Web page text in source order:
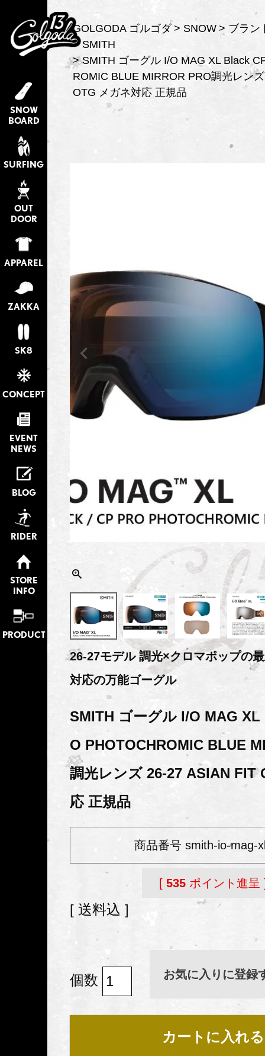
SNOW
BOARD
SURFING
OUT
DOOR
APPAREL
ZAKKA
SK8
CONCEPT
EVENT
NEWS
BLOG
RIDER
STORE
INFO
PRODUCT
GOLGODA ゴルゴダ SNOW
ブラン
SMITH
SMITH ゴーグル I/O MAG XL Black
ROMIC BLUE MIRROR PRO調光レン
OTG メガネ対応 正規品
26-27モデル 調光×クロマポップの
対応の万能ゴーグル
SMITH ゴーグル I/O MAG
O PHOTOCHROMIC BLUE
調光レンズ 26-27 ASIAN FIT
応 正規品
商品番号 smith-io-mag-
[ 535 ポイント進呈
送料込
お気に入りに登録
カートに入れる